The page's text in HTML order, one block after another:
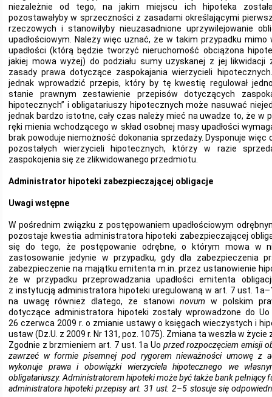
niezależnie od tego, na jakim miejscu ich hipoteka
pozostawałyby w sprzeczności z zasadami określającymi
rzeczowych i stanowiłyby nieuzasadnione uprzywilejowanie
upadłościowym. Należy więc uznać, że w takim przypadku
upadłości (którą będzie tworzyć nieruchomość obciążona
jakiej mowa wyżej) do podziału sumy uzyskanej z jej likwidacji
zasady prawa dotyczące zaspokajania wierzycieli hipotecznych
jednak wprowadzić przepis, który by tę kwestię regulował
stanie prawnym zestawienie przepisów dotyczących
hipotecznych” i obligatariuszy hipotecznych może nasuwać
jednak bardzo istotne, cały czas należy mieć na uwadze to, że w
ręki mienia wchodzącego w skład osobnej masy upadłości
brak powoduje niemożność dokonania sprzedaży. Dysponuje więc
pozostałych wierzycieli hipotecznych, którzy w razie
zaspokojenia się ze zlikwidowanego przedmiotu.
Administrator hipoteki zabezpieczającej obligacje
Uwagi wstępne
W pośrednim związku z postępowaniem upadłościowym
pozostaje kwestia administratora hipoteki zabezpieczającej
się do tego, że postępowanie odrębne, o którym mowa w
zastosowanie jedynie w przypadku, gdy dla zabezpieczenia
zabezpieczenie na majątku emitenta m.in. przez ustanowienie
że w przypadku przeprowadzania upadłości emitenta
z instytucją administratora hipoteki uregulowaną w art. 7 ust.
na uwagę również dlatego, że stanowinovum w polskim
dotyczące administratora hipoteki zostały wprowadzone do
26 czerwca 2009 r. o zmianie ustawy o księgach wieczystych i
ustaw (Dz.U. z 2009 r. Nr 131, poz. 1075). Zmiana ta weszła w życie
Zgodnie z brzmieniem art. 7 ust. 1a Uo przed rozpoczęciem emisji
zawrzeć w formie pisemnej pod rygorem nieważności umowę z
wykonuje prawa i obowiązki wierzyciela hipotecznego we
obligatariuszy. Administratorem hipoteki może być także bank pełniący
administratora hipoteki przepisy art. 31 ust. 2–5 stosuje się